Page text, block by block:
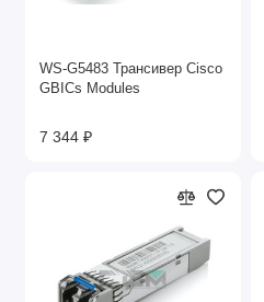
WS-G5483 Трансивер Cisco
GBICs Modules
7 344 ₽